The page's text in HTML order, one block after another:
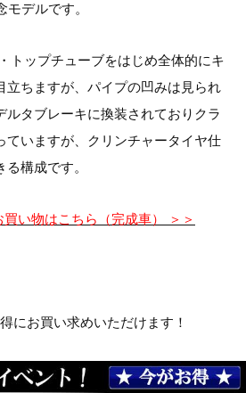
デルです。
トップチューブをはじめ全体的にキ
立ちますが、パイプの凹みは見られ
ルタブレーキに換装されておりクラ
ていますが、クリンチャータイヤ仕
構成です。
買い物はこちら（完成車） ＞＞
にお買い求めいただけます！